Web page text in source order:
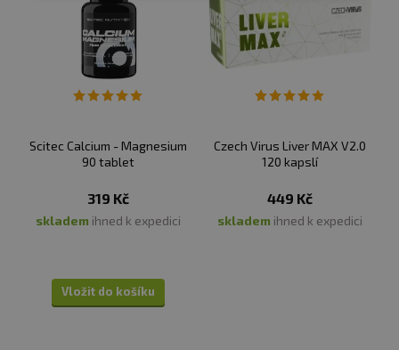
Scitec Calcium - Magnesium
90 tablet
319 Kč
skladem ihned k expedici
Vložit do košíku
Czech Virus Liver MAX V2.0
120 kapslí
449 Kč
skladem ihned k expedici